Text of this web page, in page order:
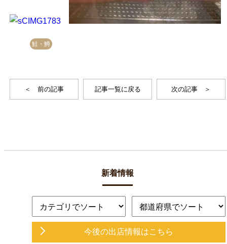
鮭・鱒
＜ 前の記事 記事一覧に戻る 次の記事 ＞
新着情報
今後の出店情報はこちら